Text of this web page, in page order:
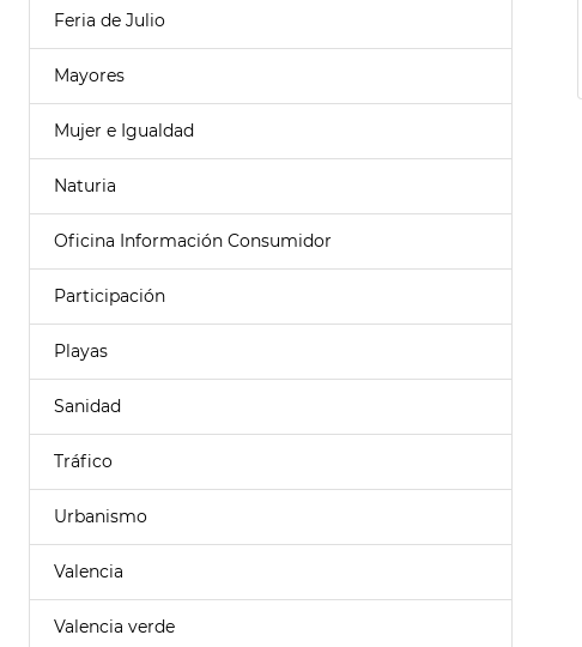
Feria de Julio
Mayores
Mujer e Igualdad
Naturia
Oficina Información Consumidor
Participación
Playas
Sanidad
Tráfico
Urbanismo
Valencia
Valencia verde